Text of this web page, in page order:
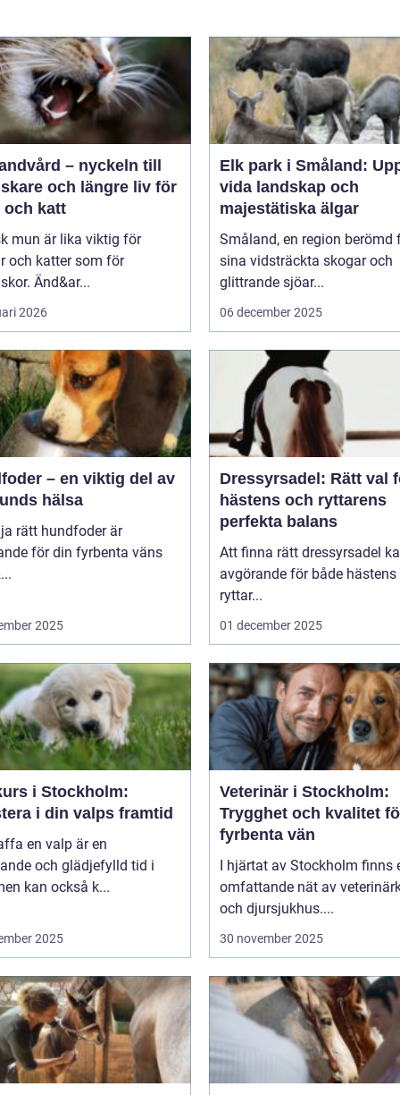
– nyckeln till
och längre liv för
och katt
mun är lika viktig för
och katter som för
Änd&ar...
2026
Elk park i Småland:
vida landskap och
majestätiska älgar
Småland, en region berömd
sina vidsträckta skogar och
glittrande sjöar...
06 december 2025
– en viktig del av
hälsa
rätt hundfoder är
för din fyrbenta väns
2025
Dressyrsadel: Rätt val
hästens och ryttarens
perfekta balans
Att finna rätt dressyrsadel
avgörande för både hästens
ryttar...
01 december 2025
i Stockholm:
i din valps framtid
en valp är en
och glädjefylld tid i
kan också k...
2025
Veterinär i Stockholm:
Trygghet och kvalitet
fyrbenta vän
I hjärtat av Stockholm finns
omfattande nät av
och djursjukhus....
30 november 2025